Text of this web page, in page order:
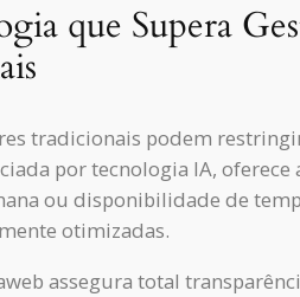
que Supera
tradicionais podem
por tecnologia IA,
ou disponibilidade de
otimizadas.
assegura total